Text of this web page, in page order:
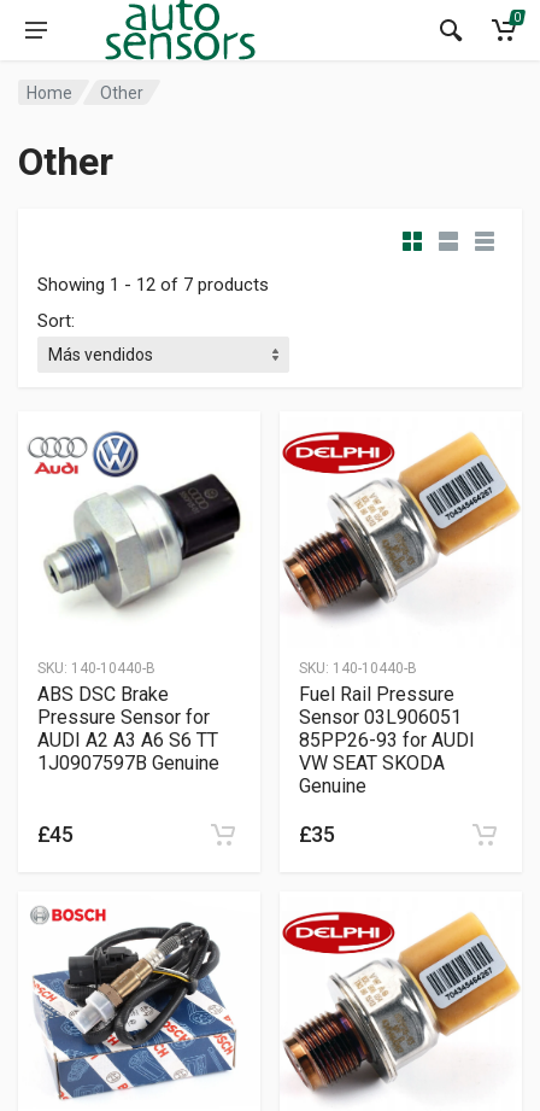
0
Home Other
Other
Showing 1 - 12 of 7 products
Sort:
SKU: 140-10440-B
ABS DSC Brake
Pressure Sensor for
AUDI A2 A3 A6 S6 TT
1J0907597B Genuine
£45
SKU: 140-10440-B
Fuel Rail Pressure
Sensor 03L906051
85PP26-93 for AUDI
VW SEAT SKODA
Genuine
£35